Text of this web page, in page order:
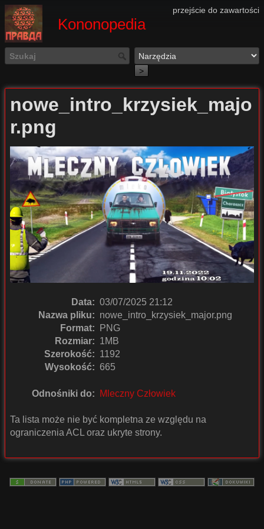
przejście do zawartości
Kononopedia
>
nowe_intro_krzysiek_majo
r.png
Data: 03/07/2025 21:12
Nazwa pliku: nowe_intro_krzysiek_major.png
Format:
PNG
Rozmiar: 1MB
Szerokość: 1192
Wysokość: 665
Odnośniki do: Mleczny Człowiek
Ta lista może nie być kompletna ze względu na
ograniczenia ACL oraz ukryte strony.